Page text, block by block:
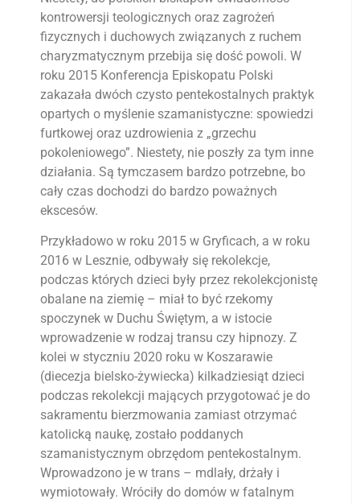
kontrowersji teologicznych oraz zagrożeń
fizycznych i duchowych związanych z ruchem
charyzmatycznym przebija się dość powoli. W
roku 2015 Konferencja Episkopatu Polski
zakazała dwóch czysto pentekostalnych praktyk
opartych o myślenie szamanistyczne: spowiedzi
furtkowej oraz uzdrowienia z „grzechu
pokoleniowego”. Niestety, nie poszły za tym inne
działania. Są tymczasem bardzo potrzebne, bo
cały czas dochodzi do bardzo poważnych
ekscesów.
Przykładowo w roku 2015 w Gryficach, a w roku
2016 w Lesznie, odbywały się rekolekcje,
podczas których dzieci były przez rekolekcjonistę
obalane na ziemię – miał to być rzekomy
spoczynek w Duchu Świętym, a w istocie
wprowadzenie w rodzaj transu czy hipnozy. Z
kolei w styczniu 2020 roku w Koszarawie
(diecezja bielsko-żywiecka) kilkadziesiąt dzieci
podczas rekolekcji mających przygotować je do
sakramentu bierzmowania zamiast otrzymać
katolicką naukę, zostało poddanych
szamanistycznym obrzędom pentekostalnym.
Wprowadzono je w trans – mdlały, drżały i
wymiotowały. Wróciły do domów w fatalnym